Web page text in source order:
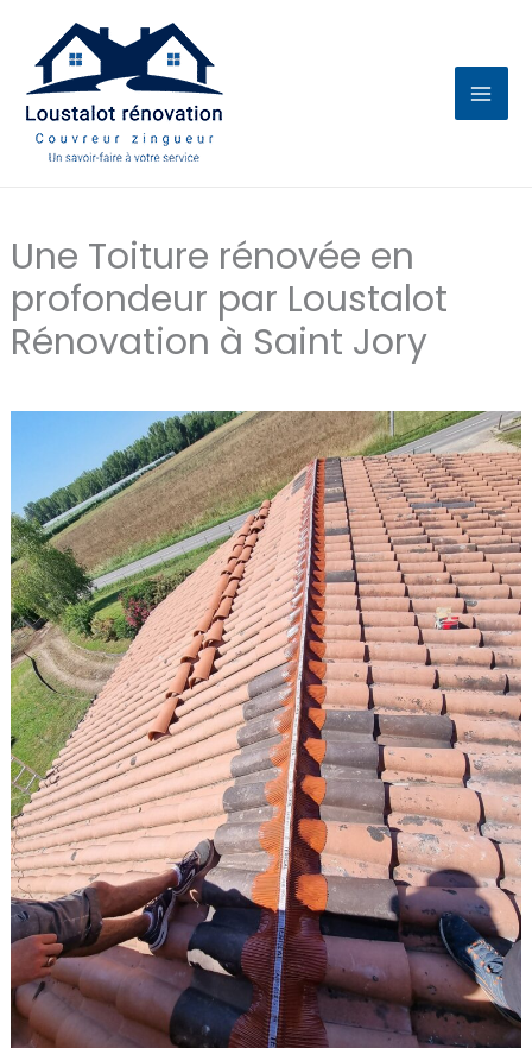
contenu
Une Toiture rénovée en
profondeur par Loustalot
Rénovation à Saint Jory